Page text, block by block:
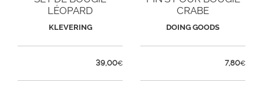
LÉOPARD
KLEVERING
39,00€
CRABE
DOING GOODS
7,80€